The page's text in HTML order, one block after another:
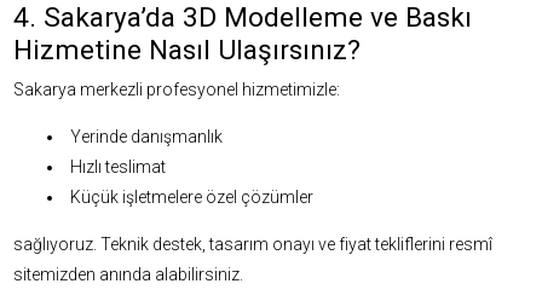
4. Sakarya’da 3D Modelleme ve Baskı
Hizmetine Nasıl Ulaşırsınız?
Sakarya merkezli profesyonel hizmetimizle:
Yerinde danışmanlık
Hızlı teslimat
Küçük işletmelere özel çözümler
sağlıyoruz. Teknik destek, tasarım onayı ve fiyat tekliflerini resmî
sitemizden anında alabilirsiniz.